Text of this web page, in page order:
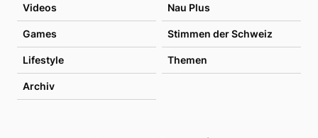
Videos Nau Plus
Games Stimmen der Schweiz
Lifestyle Themen
Archiv